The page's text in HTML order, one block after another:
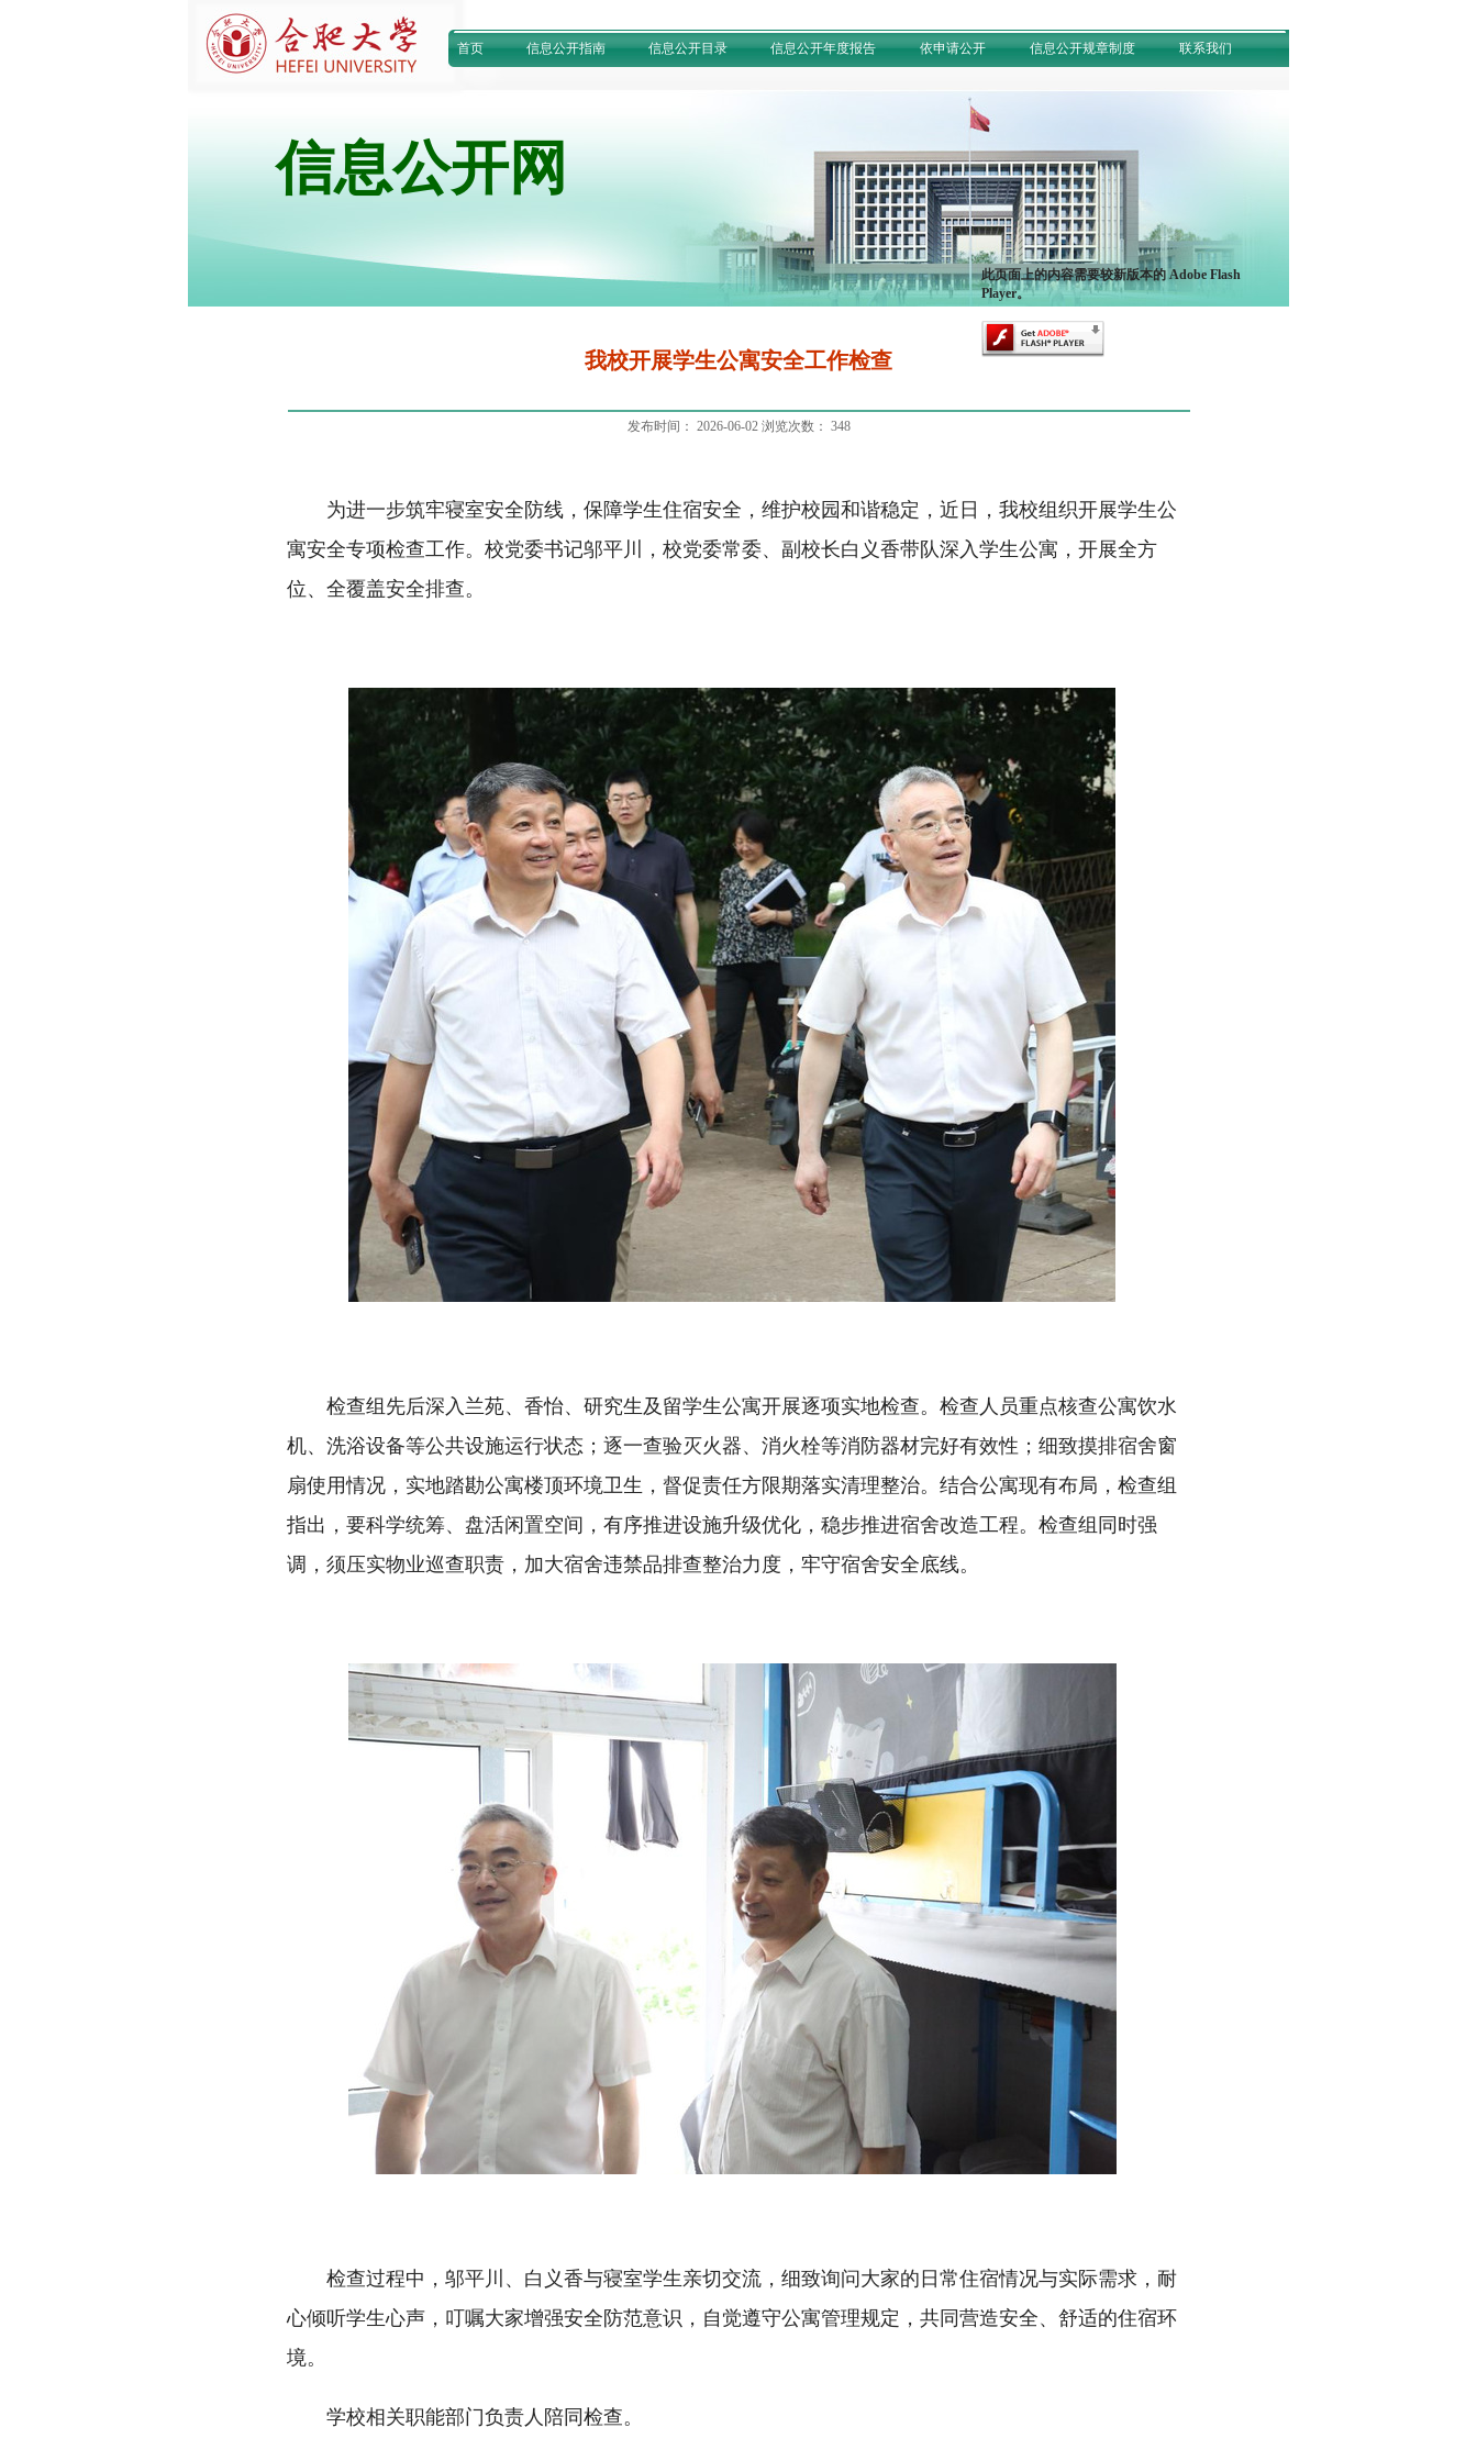
首页 信息公开指南 信息公开目录 信息公开年度报告 依申请公开 信息公开规章制度 联系我们
信息公开网
此页面上的内容需要较新版本的 Adobe Flash
Player。
我校开展学生公寓安全工作检查
发布时间： 2026-06-02 浏览次数： 348
为进一步筑牢寝室安全防线，保障学生住宿安全，维护校园和谐稳定，近日，我校组织开展学生公
寓安全专项检查工作。校党委书记邬平川，校党委常委、副校长白义香带队深入学生公寓，开展全方
位、全覆盖安全排查。
检查组先后深入兰苑、香怡、研究生及留学生公寓开展逐项实地检查。检查人员重点核查公寓饮水
机、洗浴设备等公共设施运行状态；逐一查验灭火器、消火栓等消防器材完好有效性；细致摸排宿舍窗
扇使用情况，实地踏勘公寓楼顶环境卫生，督促责任方限期落实清理整治。结合公寓现有布局，检查组
指出，要科学统筹、盘活闲置空间，有序推进设施升级优化，稳步推进宿舍改造工程。检查组同时强
调，须压实物业巡查职责，加大宿舍违禁品排查整治力度，牢守宿舍安全底线。
检查过程中，邬平川、白义香与寝室学生亲切交流，细致询问大家的日常住宿情况与实际需求，耐
心倾听学生心声，叮嘱大家增强安全防范意识，自觉遵守公寓管理规定，共同营造安全、舒适的住宿环
境。
学校相关职能部门负责人陪同检查。